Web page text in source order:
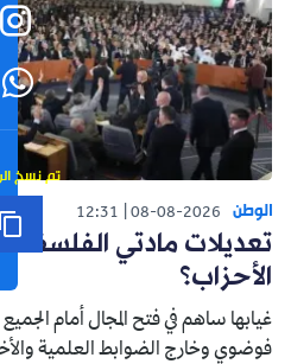
تم نسخ
الوطن 08-08-2026
12:31
تعديلات مادتي الفلسفة
الأحزاب؟
غيابها ساهم في فتح المجال أمام
فوضوي وخارج الضوابط العلمية